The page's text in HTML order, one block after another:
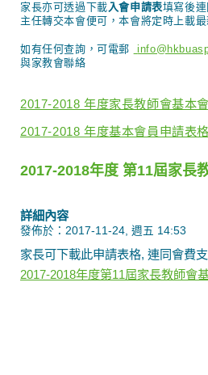
家長亦可透過下載入會申請表填寫後
主任轉交本會便可 ，本會將定時上載
如有任何查詢，可電郵
與家教會聯絡
2017-2018 年度家長教師會基本
2017-2018 年度基本會員申請表格
2017-2018年度 第11屆家長
詳細內容
發佈於：2017-11-24, 週五 14:53
家長可下載此申請表格, 連同會費
2017-2018年度第11屆家長教師會